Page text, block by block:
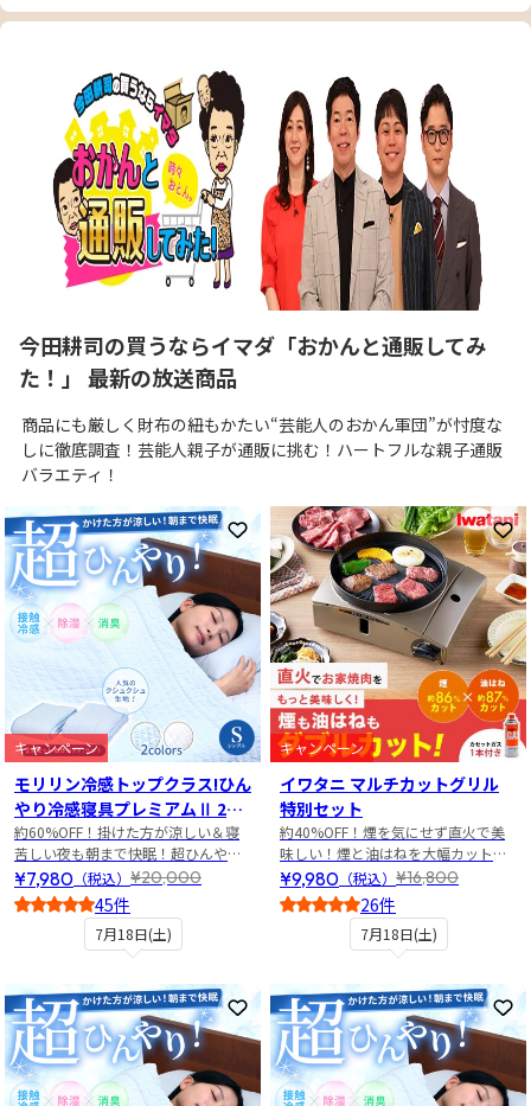
今田耕司の買うならイマダ「おかんと通販してみ
た！」 最新の放送商品
商品にも厳しく財布の紐もかたい“芸能人のおかん軍団”が忖度な
しに徹底調査！芸能人親子が通販に挑む！ハートフルな親子通販
バラエティ！
7月18日(土)
お気に入りに登録
キャンペーン
モリリン冷感トップクラス!ひん
やり冷感寝具プレミアムⅡ 2点
セット シングル
約60%OFF！掛けた方が涼しい＆寝
苦しい夜も朝まで快眠！超ひんやり
寝具2点セット
¥7,980 （税込） ¥20,000
45件
7月18日(土)
お
キャンペーン
イワタニ マルチカットグリル
特別セット
約40%OFF！煙を気にせず直火で美
味しい！煙と油はねを大幅カットの
焼き肉グリル特別セット
¥9,980 （税込） ¥16,800
26件
お気に入りに登録 お